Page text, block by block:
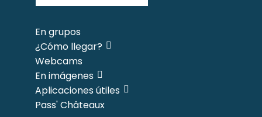
En grupos
¿Cómo llegar?
Webcams
En imágenes
Aplicaciones útiles
Pass' Châteaux